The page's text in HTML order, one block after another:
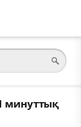
минуттық